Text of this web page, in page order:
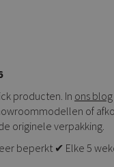
producten. In ons blog
of
originele verpakking.
beperkt ✔ Elke 5